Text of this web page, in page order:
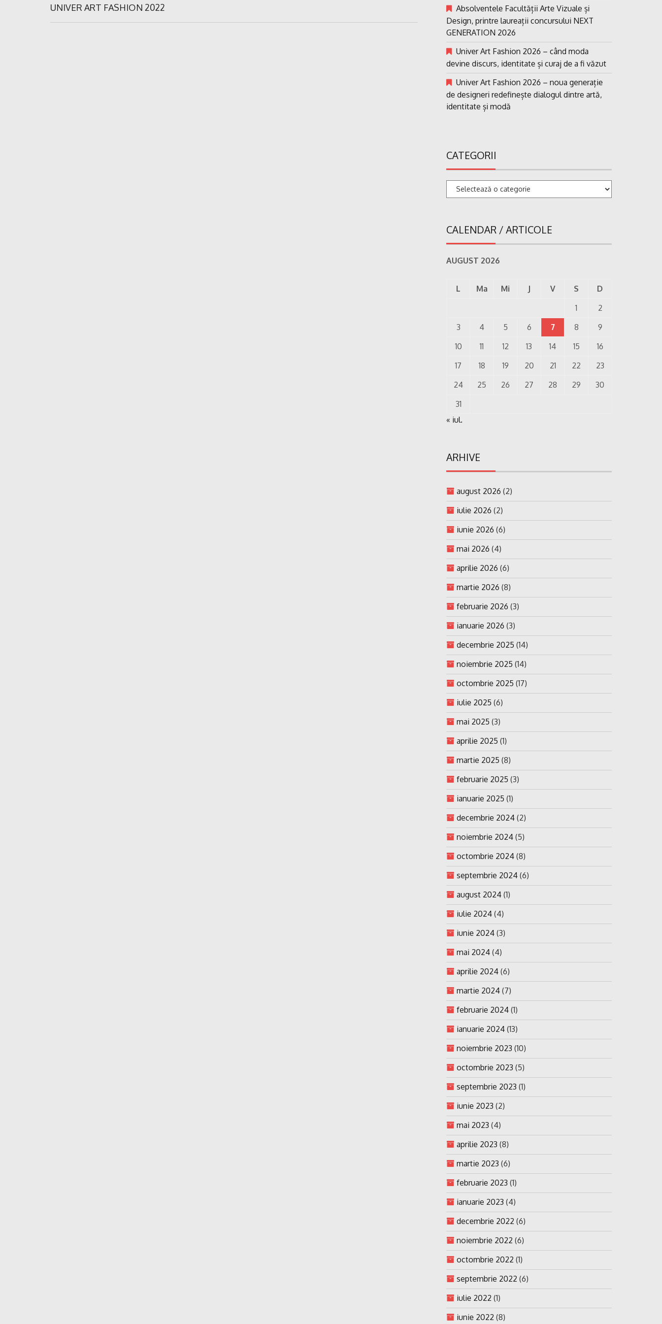
în
articole
Previous
Post:
UNIVER ART FASHION 2022
Absolventele Facultății Arte Vizuale și
Design, printre laureații concursului NEXT
GENERATION 2026
Univer Art Fashion 2026 – când moda
devine discurs, identitate și curaj de a fi văzut
Univer Art Fashion 2026 – noua generație
de designeri redefinește dialogul dintre artă,
identitate și modă
CATEGORII
Categorii
CALENDAR / ARTICOLE
AUGUST 2026
L Ma Mi J V S
D
1
2
3
4 5 6 7 8
9
10
11 12 13 14 15
16
17
18 19 20 21 22
23
24
25 26 27 28 29
30
31
« iul.
ARHIVE
august 2026 (2)
iulie 2026 (2)
iunie 2026 (6)
mai 2026 (4)
aprilie 2026 (6)
martie 2026 (8)
februarie 2026 (3)
ianuarie 2026 (3)
decembrie 2025 (14)
noiembrie 2025 (14)
octombrie 2025 (17)
iulie 2025 (6)
mai 2025 (3)
aprilie 2025 (1)
martie 2025 (8)
februarie 2025 (3)
ianuarie 2025 (1)
decembrie 2024 (2)
noiembrie 2024 (5)
octombrie 2024 (8)
septembrie 2024 (6)
august 2024 (1)
iulie 2024 (4)
iunie 2024 (3)
mai 2024 (4)
aprilie 2024 (6)
martie 2024 (7)
februarie 2024 (1)
ianuarie 2024 (13)
noiembrie 2023 (10)
octombrie 2023 (5)
septembrie 2023 (1)
iunie 2023 (2)
mai 2023 (4)
aprilie 2023 (8)
martie 2023 (6)
februarie 2023 (1)
ianuarie 2023 (4)
decembrie 2022 (6)
noiembrie 2022 (6)
octombrie 2022 (1)
septembrie 2022 (6)
iulie 2022 (1)
iunie 2022 (8)